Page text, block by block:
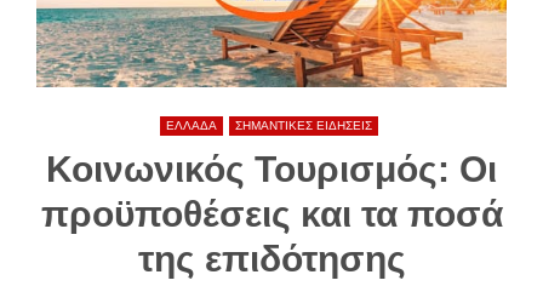
ΕΛΛΑΔΑ ΣΗΜΑΝΤΙΚΕΣ ΕΙΔΗΣΕΙΣ
Κοινωνικός Τουρισμός: Οι
προϋποθέσεις και τα ποσά
της επιδότησης